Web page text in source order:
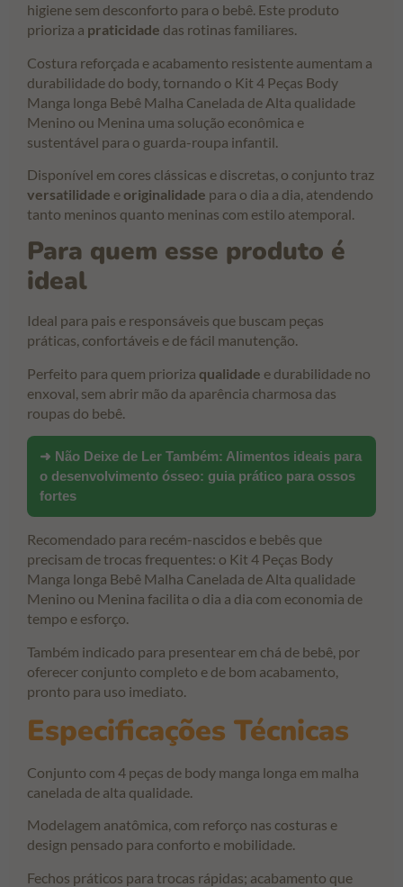
higiene sem desconforto para o bebê. Este produto
prioriza a praticidade das rotinas familiares.
Costura reforçada e acabamento resistente aumentam a
durabilidade do body, tornando o Kit 4 Peças Body
Manga longa Bebê Malha Canelada de Alta qualidade
Menino ou Menina uma solução econômica e
sustentável para o guarda-roupa infantil.
Disponível em cores clássicas e discretas, o conjunto traz
versatilidade eoriginalidade para o dia a dia, atendendo
tanto meninos quanto meninas com estilo atemporal.
Para quem esse produto é
ideal
Ideal para pais e responsáveis que buscam peças
práticas, confortáveis e de fácil manutenção.
Perfeito para quem prioriza qualidade e durabilidade no
enxoval, sem abrir mão da aparência charmosa das
roupas do bebê.
➜ Não Deixe de Ler Também: Alimentos ideais para
o desenvolvimento ósseo: guia prático para ossos
fortes
Recomendado para recém-nascidos e bebês que
precisam de trocas frequentes: o Kit 4 Peças Body
Manga longa Bebê Malha Canelada de Alta qualidade
Menino ou Menina facilita o dia a dia com economia de
tempo e esforço.
Também indicado para presentear em chá de bebê, por
oferecer conjunto completo e de bom acabamento,
pronto para uso imediato.
Especificações Técnicas
Conjunto com 4 peças de body manga longa em malha
canelada de alta qualidade.
Modelagem anatômica, com reforço nas costuras e
design pensado para conforto e mobilidade.
Fechos práticos para trocas rápidas; acabamento que